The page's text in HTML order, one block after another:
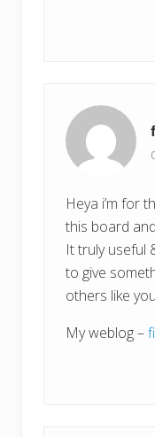
Heya i’m for
this board
It truly useful
to give
others like
My weblog –